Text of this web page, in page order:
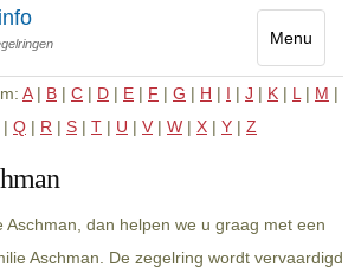
Menu
Toggle
A| B | C | D | E | F | G | H | I | J | K | L | M |
| Q | R | S | T | U | V | W | X | Y | Z
Aschman, dan helpen we u graag met een
Aschman. De zegelring wordt vervaardigd